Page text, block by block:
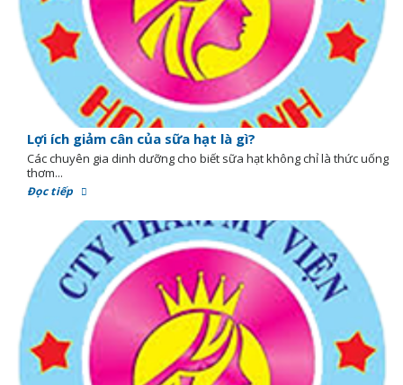
Lợi ích giảm cân của sữa hạt là gì?
Các chuyên gia dinh dưỡng cho biết sữa hạt không chỉ là thức uống
thơm...
Đọc tiếp